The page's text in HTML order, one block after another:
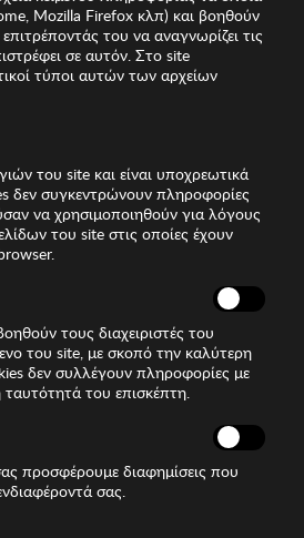
Mozilla Firefox κλπ) και βοηθούν
του να αναγνωρίζει τις
σε αυτόν. Στο site
τύποι αυτών των αρχείων
του site και είναι υποχρεωτικά
δεν συγκεντρώνουν πληροφορίες
να χρησιμοποιηθούν για λόγους
του site στις οποίες έχουν
τους διαχειριστές του
του site, με σκοπό την καλύτερη
δεν συλλέγουν πληροφορίες με
του επισκέπτη.
προσφέρουμε διαφημίσεις που
σας.